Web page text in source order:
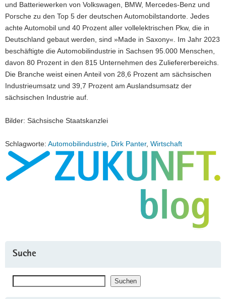
und Batteriewerken von Volkswagen, BMW, Mercedes-Benz und
Porsche zu den Top 5 der deutschen Automobilstandorte. Jedes
achte Automobil und 40 Prozent aller vollelektrischen Pkw, die in
Deutschland gebaut werden, sind »Made in Saxony«. Im Jahr 2023
beschäftigte die Automobilindustrie in Sachsen 95.000 Menschen,
davon 80 Prozent in den 815 Unternehmen des Zuliefererbereichs.
Die Branche weist einen Anteil von 28,6 Prozent am sächsischen
Industrieumsatz und 39,7 Prozent am Auslandsumsatz der
sächsischen Industrie auf.
Bilder: Sächsische Staatskanzlei
Schlagworte: Automobilindustrie Dirk Panter, Wirtschaft
Suche
Suchen